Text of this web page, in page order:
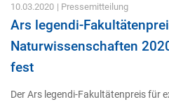
10.03.2020 | Pressemitteilung
Ars legendi-
Naturwissenschaften
fest
Der Ars legendi-Fakultätenpreis für